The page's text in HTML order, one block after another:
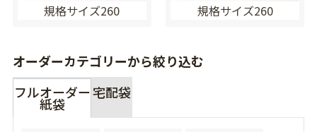
規格サイズ260 規格サイズ260
オーダーカテゴリーから絞り込む
フルオーダー
紙袋
宅配袋